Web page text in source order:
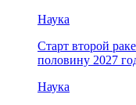
Наука
Старт второй
половину 2027
Наука